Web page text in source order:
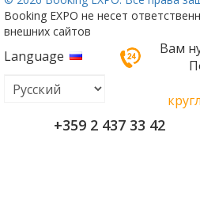
Booking EXPO не несет
внешних сайтов
Language
Вам
+359 2 437 33 42